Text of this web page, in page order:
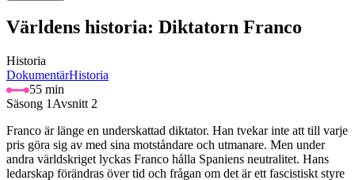
Världens historia: Diktatorn Franco
Historia
DokumentärHistoria
55 min
Säsong 1 Avsnitt 2
Franco är länge en underskattad diktator. Han tvekar inte att till varje
pris göra sig av med sina motståndare och utmanare. Men under
andra världskriget lyckas Franco hålla Spaniens neutralitet. Hans
ledarskap förändras över tid och frågan om det är ett fascistiskt styre